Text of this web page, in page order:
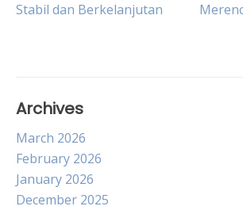
navigation
Stabil dan Berkelanjutan
Archives
March 2026
February 2026
January 2026
December 2025